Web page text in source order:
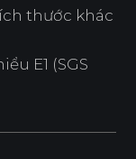
thước khác
E1 (SGS